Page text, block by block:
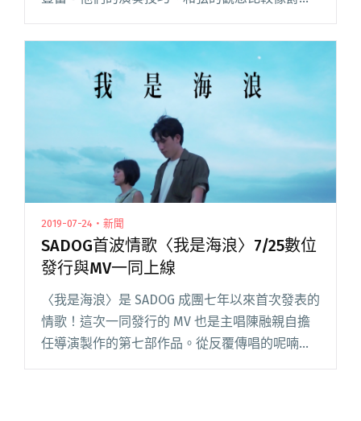
樂手，聲響的美感卻接近電子音樂，有的時候聽
起來很機械化，有的時候卻呈現出非常抒情的敍
事。 從 90 年閱讀全文 "打破對「搖滾樂」的想
像！芝加哥傳奇樂團Tortoise將在8/23來台"
2019-07-24・新聞
SADOG首波情歌〈我是海浪〉7/25數位
發行與MV一同上線
〈我是海浪〉是 SADOG 成團七年以來首次發表的
情歌！這次一同發行的 MV 也是主唱陳融親自擔
任導演製作的第七部作品。從反覆傳唱的呢喃歌